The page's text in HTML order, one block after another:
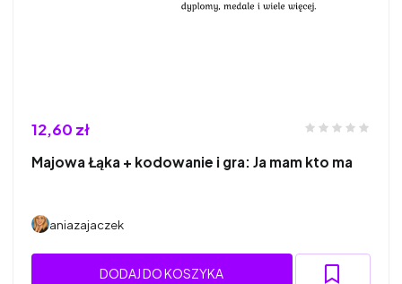
12,60 zł
Majowa Łąka + kodowanie i gra: Ja mam kto ma
aniazajaczek
DODAJ DO KOSZYKA